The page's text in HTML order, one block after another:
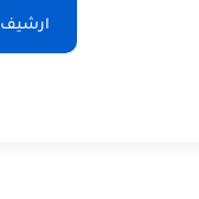
ارشيف